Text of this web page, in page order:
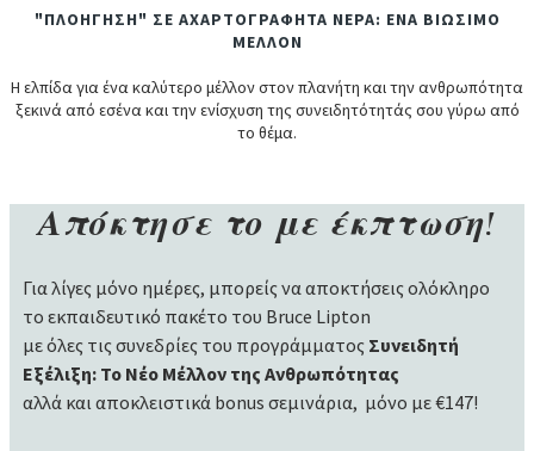
"ΠΛΟΗΓΗΣΗ" ΣΕ ΑΧΑΡΤΟΓΡΑΦΗΤΑ ΝΕΡΑ: ΕΝΑ ΒΙΩΣΙΜΟ
ΜΕΛΛΟΝ
Η ελπίδα για ένα καλύτερο μέλλον στον πλανήτη και την ανθρωπότητα
ξεκινά από εσένα και την ενίσχυση της συνειδητότητάς σου γύρω από
το θέμα.
Απόκτησε το με έκπτωση!
Για λίγες μόνο ημέρες, μπορείς να αποκτήσεις ολόκληρο
το εκπαιδευτικό πακέτο του Bruce Lipton
με όλες τις συνεδρίες του προγράμματος Συνειδητή
Εξέλιξη: Το Νέο Μέλλον της Ανθρωπότητας
αλλά και αποκλειστικά bonus σεμινάρια, μόνο με €147!